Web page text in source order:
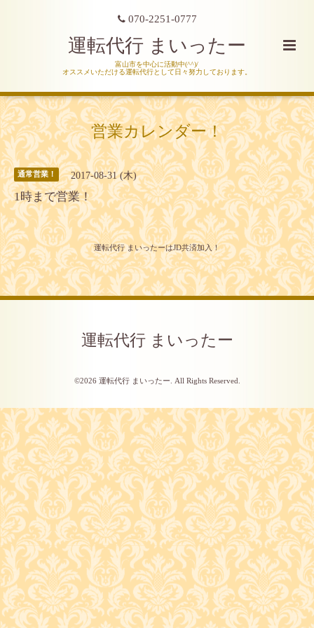
070-2251-0777
運転代行 まいったー
富山市を中心に活動中(^^)/
オススメいただける運転代行として日々努力しております。
営業カレンダー！
通常営業！ 2017-08-31 (木)
1時まで営業！
運転代行 まいったーはJD共済加入！
運転代行 まいったー
©2026 運転代行 まいったー . All Rights Reserved.